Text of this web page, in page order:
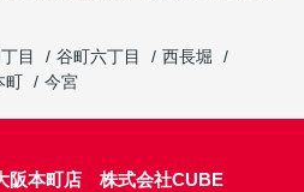
目 谷町六丁目
西長堀
町 今宮
阪本町店 株式会社CUBE